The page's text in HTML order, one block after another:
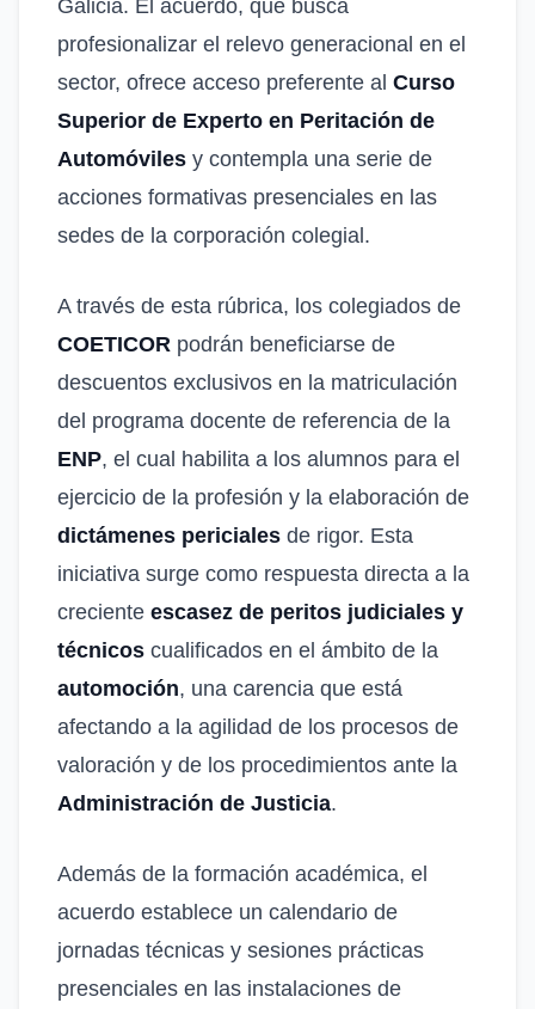
Galicia. El acuerdo, que busca
profesionalizar el relevo generacional en el
sector, ofrece acceso preferente al Curso
Superior de Experto en Peritación de
Automóviles y contempla una serie de
acciones formativas presenciales en las
sedes de la corporación colegial.
A través de esta rúbrica, los colegiados de
COETICOR podrán beneficiarse de
descuentos exclusivos en la matriculación
del programa docente de referencia de la
ENP, el cual habilita a los alumnos para el
ejercicio de la profesión y la elaboración de
dictámenes periciales de rigor. Esta
iniciativa surge como respuesta directa a la
creciente escasez de peritos judiciales y
técnicos cualificados en el ámbito de la
automoción, una carencia que está
afectando a la agilidad de los procesos de
valoración y de los procedimientos ante la
Administración de Justicia.
Además de la formación académica, el
acuerdo establece un calendario de
jornadas técnicas y sesiones prácticas
presenciales en las instalaciones de